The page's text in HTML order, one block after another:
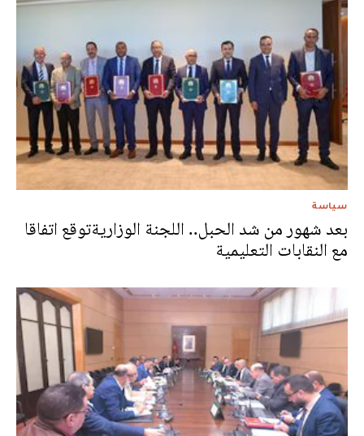
سياسة
بعد شهور من شد الحبل.. اللجنة الوزاريةتوقع اتفاقا
مع النقابات التعليمية